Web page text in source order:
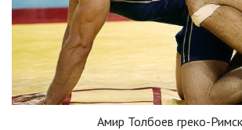
Амир Толбоев греко-